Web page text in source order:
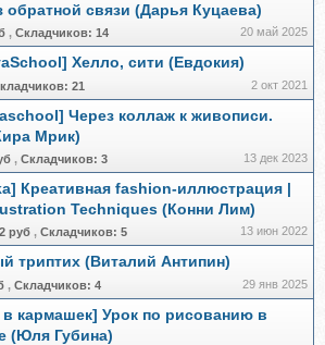
обратной связи (Дарья Куцаева)
, Складчиков: 14 20 май 2025
Хелло, сити (Евдокия)
21 2 окт 2021
Через коллаж к живописи.
Мрик)
, Складчиков: 3 13 дек 2023
Креативная fashion-иллюстрация |
Techniques (Конни Лим)
руб , Складчиков: 5 13 июн 2022
триптих (Виталий Антипин)
, Складчиков: 4 29 янв 2025
кармашек] Урок по рисованию в
(Юля Губина)